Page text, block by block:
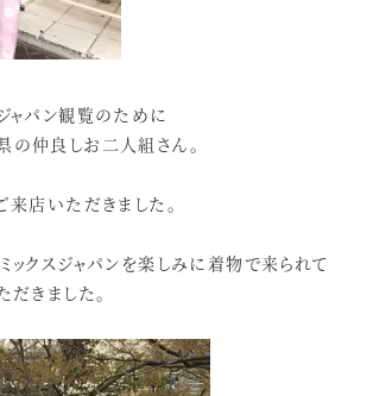
ャパン観覧のために
の仲良しお二人組さん。
店いただきました。
ックスジャパンを楽しみに着物で来られて
きました。